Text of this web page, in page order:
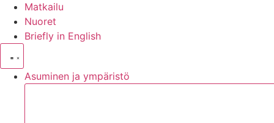
Matkailu
Nuoret
Briefly in English
Asuminen ja ympäristö